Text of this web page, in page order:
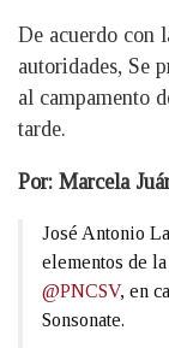
De acuerdo con
autoridades, Se
al campamento
tarde.
Por: Marcela
José Antonio
elementos de
@PNCSV, en
Sonsonate.